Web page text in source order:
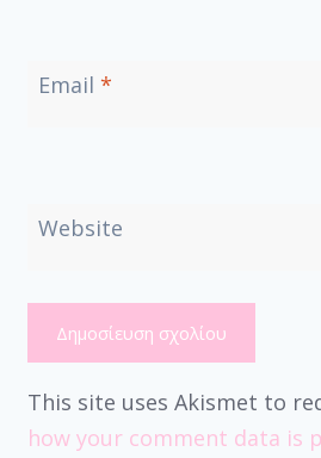
Email *
Website
This site uses Akismet to
how your comment data is